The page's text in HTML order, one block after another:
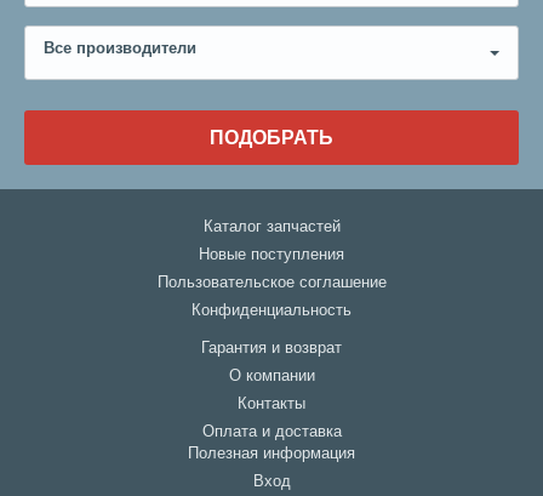
Все производители
ПОДОБРАТЬ
Каталог запчастей
Новые поступления
Пользовательское соглашение
Конфиденциальность
Гарантия и возврат
О компании
Контакты
Оплата и доставка
Полезная информация
Вход